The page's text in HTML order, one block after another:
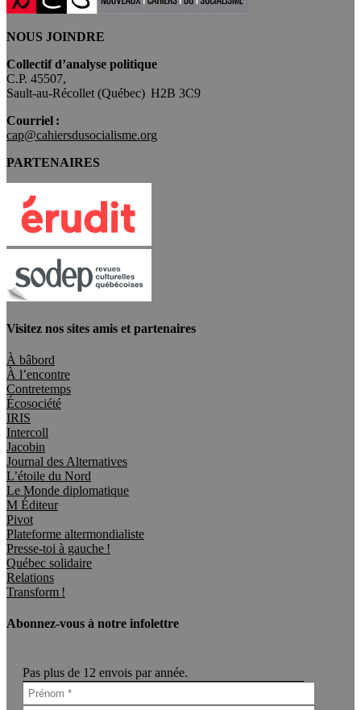
NOUS JOINDRE
Collectif d’analyse politique
C.P. 45507,
Sault-au-Récollet (Québec) H2B 3C9
Courriel :
cap@cahiersdusocialisme.org
PARTENAIRES
Visitez nos sites amis et partenaires
À bâbord
À l’encontre
Contretemps
Écosociété
IRIS
Intercoll
Jacobin
Journal des Alternatives
L’étoile du Nord
Le Monde diplomatique
M Éditeur
Pivot
Plateforme altermondialiste
Presse-toi à gauche !
Québec solidaire
Relations
Transform !
Abonnez-vous à notre infolettre
Pas plus de 12 envois par année.